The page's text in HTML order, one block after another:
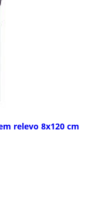
relevo 8x120 cm